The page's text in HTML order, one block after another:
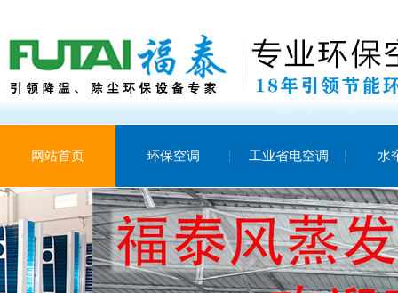
网站首页 环保空调 工业省电空调 水